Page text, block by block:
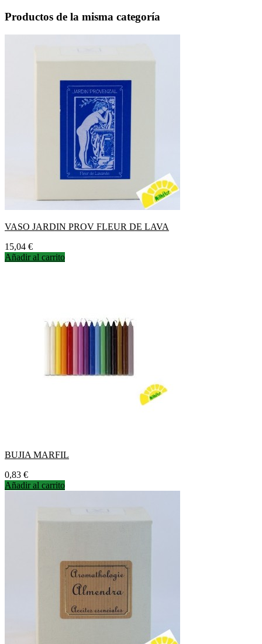
Productos de la misma categoría
VASO JARDIN PROV FLEUR DE LAVA
Precio
15,04 €
Añadir al carrito
BUJIA MARFIL
Precio
0,83 €
Añadir al carrito